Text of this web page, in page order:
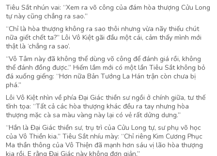
Tiêu Sắt nhún vai: “Xem ra võ công của đám hòa thượng Cửu Long
tự này cũng chẳng ra sao.”
“Chỉ là hòa thượng không ra sao thôi nhưng vừa nãy thiếu chút
nữa giết chết ta?” Lôi Vô Kiệt gãi đầu một cái, cảm thấy mình mới
thật là ‘chẳng ra sao’.
“Vô Tâm này đã không thể dùng võ công để đánh giá rồi, không
thể đánh đồng được.” Hiếm lắm mới có một lần Tiêu Sắt không bỏ
đá xuống giếng: “Hơn nữa Bản Tướng La Hán trận còn chưa bị
phá.”
Lôi Vô Kiệt nhìn về phía Đại Giác thiền sư ngồi ở chính giữa, tư thế
tĩnh tọa: “Tất cả các hòa thượng khác đều ra tay nhưng hòa
thượng mặc cà sa màu vàng này lại có vẻ rất dửng dưng.”
“Hắn là Đại Giác thiền sư, trụ trì của Cửu Long tự, sư phụ võ học
của Vô Thiền kia.” Tiêu Sắt nhíu mày: “Chỉ riêng Kim Cương Phục
Ma thần thông của Vô Thiện đã mạnh hơn sáu vị lão hòa thượng
kia rồi. E rằng Đại Giác này không đơn giản.”